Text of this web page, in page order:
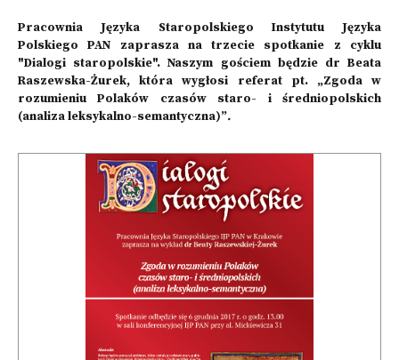
Pracownia Języka Staropolskiego Instytutu Języka
Polskiego PAN zaprasza na trzecie spotkanie z cyklu
"Dialogi staropolskie". Naszym gościem będzie dr Beata
Raszewska-Żurek, która wygłosi referat pt. „Zgoda w
rozumieniu Polaków czasów staro- i średniopolskich
(analiza leksykalno-semantyczna)”.